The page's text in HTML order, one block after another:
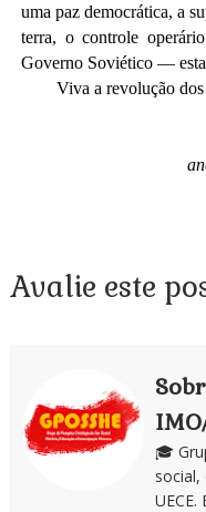
uma paz democrática, a
terra, o controle
Governo Soviético — esta
Viva a revolução dos
Avalie este
🎓
social,